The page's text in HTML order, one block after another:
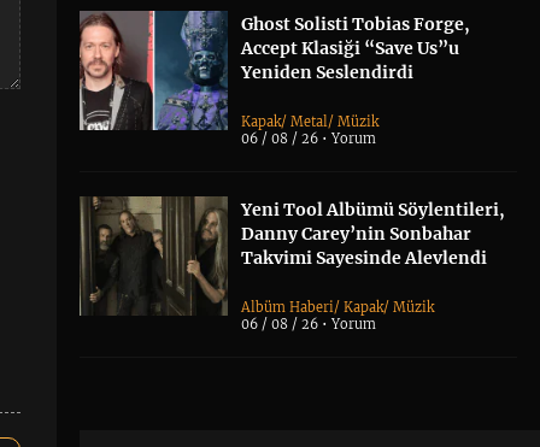
Ghost Solisti Tobias Forge,
Accept Klasiği “Save Us”u
Yeniden Seslendirdi
Kapak/Metal/Müzik
06 / 08 / 26 •Yorum
Yeni Tool Albümü Söylentileri,
Danny Carey’nin Sonbahar
Takvimi Sayesinde Alevlendi
Albüm Haberi/Kapak/Müzik
06 / 08 / 26 •Yorum